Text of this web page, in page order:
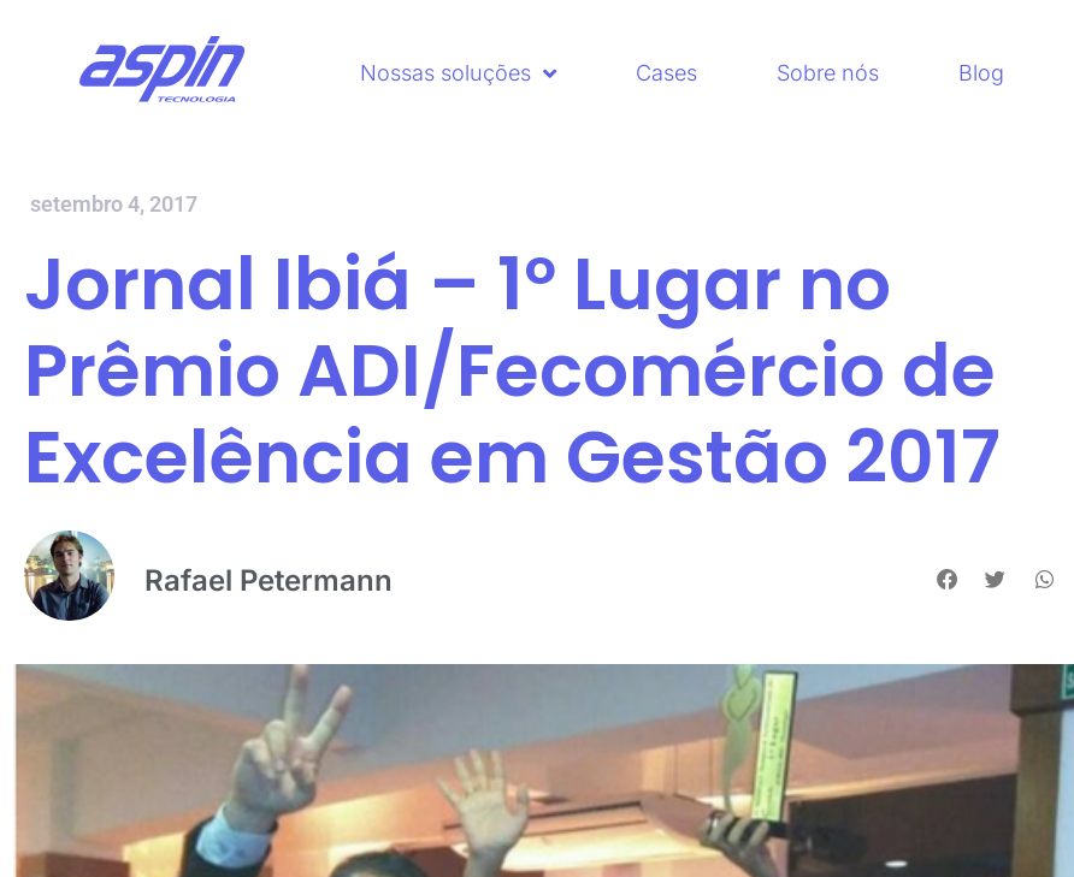
Nossas soluções Cases Sobre nós Blog
setembro 4, 2017
Jornal Ibiá – 1º Lugar no
Prêmio ADI/Fecomércio de
Excelência em Gestão 2017
Rafael Petermann